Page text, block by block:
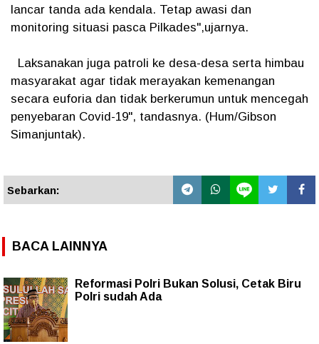
lancar tanda ada kendala. Tetap awasi dan
monitoring situasi pasca Pilkades",ujarnya.
Laksanakan juga patroli ke desa-desa serta himbau
masyarakat agar tidak merayakan kemenangan
secara euforia dan tidak berkerumun untuk mencegah
penyebaran Covid-19", tandasnya. (Hum/Gibson
Simanjuntak).
Sebarkan:
BACA LAINNYA
Reformasi Polri Bukan Solusi, Cetak Biru
Polri sudah Ada